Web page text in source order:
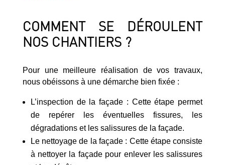
COMMENT SE DÉROULENT
NOS CHANTIERS ?
Pour une meilleure réalisation de vos travaux,
nous obéissons à une démarche bien fixée :
L’inspection de la façade : Cette étape permet
de repérer les éventuelles fissures, les
dégradations et les salissures de la façade.
Le nettoyage de la façade : Cette étape consiste
à nettoyer la façade pour enlever les salissures